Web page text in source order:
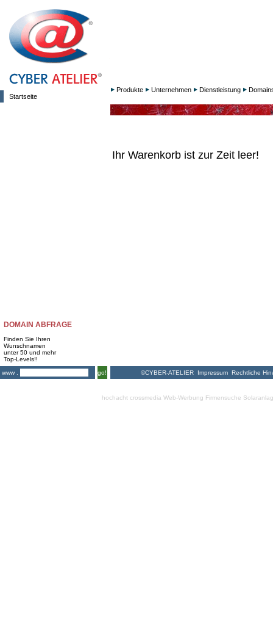
Startseite
DOMAIN ABFRAGE
Finden Sie Ihren
Wunschnamen
unter 50 und mehr
Top-Levels!!
www .
go!
Produkte Unternehmen Dienstleistung
Ihr Warenkorb ist zur Zeit leer!
©CYBER-ATELIER Impressum Rechtliche
hochacht crossmedia Web-Werbung Firmensuche